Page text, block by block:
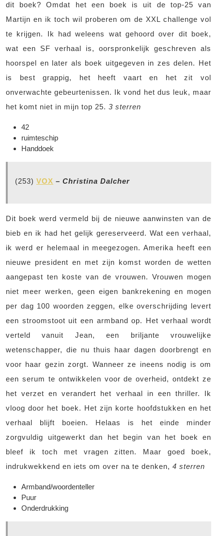
dit boek? Omdat het een boek is uit de top-25 van
Martijn en ik toch wil proberen om de XXL challenge vol
te krijgen. Ik had weleens wat gehoord over dit boek,
wat een SF verhaal is, oorspronkelijk geschreven als
hoorspel en later als boek uitgegeven in zes delen. Het
is best grappig, het heeft vaart en het zit vol
onverwachte gebeurtenissen. Ik vond het dus leuk, maar
het komt niet in mijn top 25. 3 sterren
42
ruimteschip
Handdoek
(253) VOX – Christina Dalcher
Dit boek werd vermeld bij de nieuwe aanwinsten van de
bieb en ik had het gelijk gereserveerd. Wat een verhaal,
ik werd er helemaal in meegezogen. Amerika heeft een
nieuwe president en met zijn komst worden de wetten
aangepast ten koste van de vrouwen. Vrouwen mogen
niet meer werken, geen eigen bankrekening en mogen
per dag 100 woorden zeggen, elke overschrijding levert
een stroomstoot uit een armband op. Het verhaal wordt
verteld vanuit Jean, een briljante vrouwelijke
wetenschapper, die nu thuis haar dagen doorbrengt en
voor haar gezin zorgt. Wanneer ze ineens nodig is om
een serum te ontwikkelen voor de overheid, ontdekt ze
het verzet en verandert het verhaal in een thriller. Ik
vloog door het boek. Het zijn korte hoofdstukken en het
verhaal blijft boeien. Helaas is het einde minder
zorgvuldig uitgewerkt dan het begin van het boek en
bleef ik toch met vragen zitten. Maar goed boek,
indrukwekkend en iets om over na te denken, 4 sterren
Armband/woordenteller
Puur
Onderdrukking